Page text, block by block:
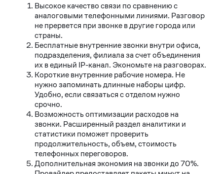
Высокое качество связи по сравнению с
аналоговыми телефонными линиями. Разговор
не прервется при звонке в другие города или
страны.
Бесплатные внутренние звонки внутри офиса,
подразделения, филиала за счет объединения
их в единый IP-канал. Экономьте на разговорах.
Короткие внутренние рабочие номера. Не
нужно запоминать длинные наборы цифр.
Удобно, если связаться с отделом нужно
срочно.
Возможность оптимизации расходов на
звонки. Расширенный раздел аналитики и
статистики поможет проверить
продолжительность, объем, стоимость
телефонных переговоров.
Дополнительная экономия на звонки до 70%.